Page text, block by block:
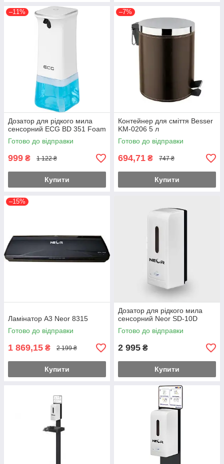
–11%
Дозатор для рідкого мила
сенсорний ECG BD 351 Foam
Готово до відправки
999 ₴ 1 122 ₴
Купити
–7%
Контейнер для сміття Besser
KM-0206 5 л
Готово до відправки
694,71 ₴ 747 ₴
Купити
–15%
Ламінатор А3 Neor 8315
Готово до відправки
1 869,15 ₴ 2 199 ₴
Купити
Дозатор для рідкого мила
сенсорний Neor SD-10D
Готово до відправки
2 995 ₴
Купити